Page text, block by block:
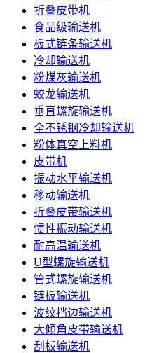
折叠皮带机
食品级输送机
板式链条输送机
冷却输送机
粉煤灰输送机
蛟龙输送机
垂直螺旋输送机
全不锈钢冷却输送机
粉体真空上料机
皮带机
振动水平输送机
移动输送机
折叠皮带输送机
惯性振动输送机
耐高温输送机
U型螺旋输送机
管式螺旋输送机
链板输送机
波纹挡边输送机
大倾角皮带输送机
刮板输送机